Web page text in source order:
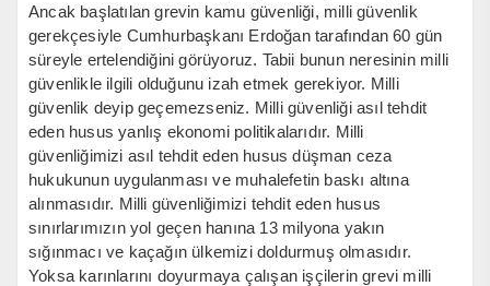
Ancak başlatılan grevin kamu güvenliği, milli güvenlik
gerekçesiyle Cumhurbaşkanı Erdoğan tarafından 60 gün
süreyle ertelendiğini görüyoruz. Tabii bunun neresinin milli
güvenlikle ilgili olduğunu izah etmek gerekiyor. Milli
güvenlik deyip geçemezseniz. Milli güvenliği asıl tehdit
eden husus yanlış ekonomi politikalarıdır. Milli
güvenliğimizi asıl tehdit eden husus düşman ceza
hukukunun uygulanması ve muhalefetin baskı altına
alınmasıdır. Milli güvenliğimizi tehdit eden husus
sınırlarımızın yol geçen hanına 13 milyona yakın
sığınmacı ve kaçağın ülkemizi doldurmuş olmasıdır.
Yoksa karınlarını doyurmaya çalışan işçilerin grevi milli